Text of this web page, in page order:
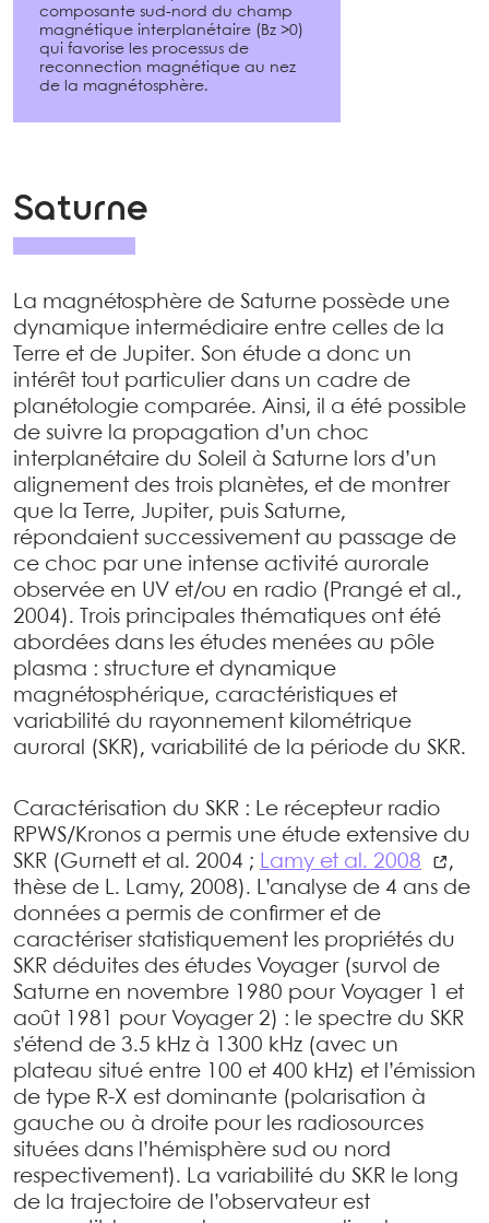
composante sud-nord du champ
magnétique interplanétaire (Bz >0)
qui favorise les processus de
reconnection magnétique au nez
de la magnétosphère.
Saturne
La magnétosphère de Saturne possède une
dynamique intermédiaire entre celles de la
Terre et de Jupiter. Son étude a donc un
intérêt tout particulier dans un cadre de
planétologie comparée. Ainsi, il a été possible
de suivre la propagation d’un choc
interplanétaire du Soleil à Saturne lors d’un
alignement des trois planètes, et de montrer
que la Terre, Jupiter, puis Saturne,
répondaient successivement au passage de
ce choc par une intense activité aurorale
observée en UV et/ou en radio (Prangé et al.,
2004). Trois principales thématiques ont été
abordées dans les études menées au pôle
plasma : structure et dynamique
magnétosphérique, caractéristiques et
variabilité du rayonnement kilométrique
auroral (SKR), variabilité de la période du SKR.
Caractérisation du SKR : Le récepteur radio
RPWS/Kronos a permis une étude extensive du
SKR (Gurnett et al. 2004 ; Lamy et al. 2008
,
thèse de L. Lamy, 2008). L’analyse de 4 ans de
données a permis de conﬁrmer et de
caractériser statistiquement les propriétés du
SKR déduites des études Voyager (survol de
Saturne en novembre 1980 pour Voyager 1 et
août 1981 pour Voyager 2) : le spectre du SKR
s’étend de 3.5 kHz à 1300 kHz (avec un
plateau situé entre 100 et 400 kHz) et l’émission
de type R-X est dominante (polarisation à
gauche ou à droite pour les radiosources
situées dans l’hémisphère sud ou nord
respectivement). La variabilité du SKR le long
de la trajectoire de l’observateur est